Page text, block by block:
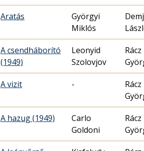
Aratás
Györgyi
Miklós
A csendháborító
(1949)
Leonyid
Szolovjov
Rácz
A vizit -
Rácz
A hazug (1949)
Carlo
Goldoni
Rácz